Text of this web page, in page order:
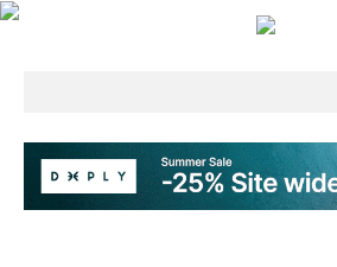
Ambiente